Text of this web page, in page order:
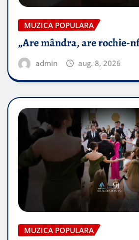
MUZICA POPULARA
„Are mândra, are rochie-
admin aug. 8, 2026
MUZICA POPULARA